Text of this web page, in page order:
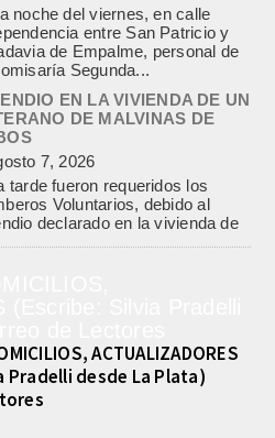
noche del viernes, en calle
entre San Patricio y
de Empalme, personal de
Segunda...
EN LA VIVIENDA DE UN
DE MALVINAS DE
7, 2026
tarde fueron requeridos los
Voluntarios, debido al
declarado en la vivienda de
7, 2026
que participaba de la
encontró hoy el cuerpo sin
de la persona que se buscaba
ACTUALIZADORES
Pradelli desde La Plata)